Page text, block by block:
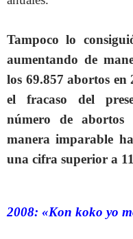
Tampoco lo
aumentando de
los 69.857 abortos en
el fracaso del
número de abortos
manera imparable
una cifra superior a
2008: «Kon koko yo